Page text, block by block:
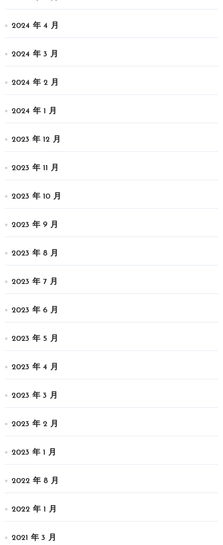
2024 年 4 月
2024 年 3 月
2024 年 2 月
2024 年 1 月
2023 年 12 月
2023 年 11 月
2023 年 10 月
2023 年 9 月
2023 年 8 月
2023 年 7 月
2023 年 6 月
2023 年 5 月
2023 年 4 月
2023 年 3 月
2023 年 2 月
2023 年 1 月
2022 年 8 月
2022 年 1 月
2021 年 3 月